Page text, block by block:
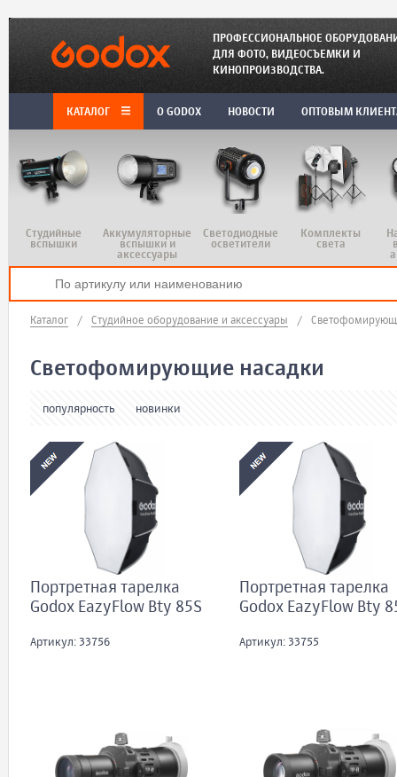
ПРОФЕССИОНАЛЬНОЕ
ДЛЯ ФОТО, ВИДЕОСЪЕМКИ И
КИНОПРОИЗВОДСТВА.
КАТАЛОГ O GODOX НОВОСТИ ОПТОВЫМ
Студийные
вспышки
Аккумуляторные
вспышки и
аксессуары
Светодиодные
осветители
Комплекты
света
Каталог / Студийное оборудование и аксессуары /
Светофомирующие насадки
популярность новинки
Портретная тарелка
Godox EazyFlow Bty 85S
Артикул: 33756
Портретная тарелка
Godox EazyFlow Bty
Артикул: 33755